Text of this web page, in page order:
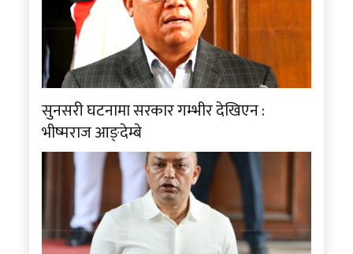
सुनसरी घटनामा सरकार गम्भीर देखिएन :
भीष्मराज आङ्देम्बे